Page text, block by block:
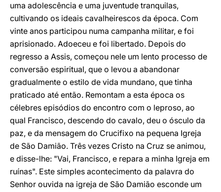
uma adolescência e uma juventude tranquilas,
cultivando os ideais cavalheirescos da época. Com
vinte anos participou numa campanha militar, e foi
aprisionado. Adoeceu e foi libertado. Depois do
regresso a Assis, começou nele um lento processo de
conversão espiritual, que o levou a abandonar
gradualmente o estilo de vida mundano, que tinha
praticado até então. Remontam a esta época os
célebres episódios do encontro com o leproso, ao
qual Francisco, descendo do cavalo, deu o ósculo da
paz, e da mensagem do Crucifixo na pequena Igreja
de São Damião. Três vezes Cristo na Cruz se animou,
e disse-lhe: "Vai, Francisco, e repara a minha Igreja em
ruínas". Este simples acontecimento da palavra do
Senhor ouvida na igreja de São Damião esconde um